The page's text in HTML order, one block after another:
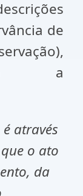
de
a
através
o ato
da